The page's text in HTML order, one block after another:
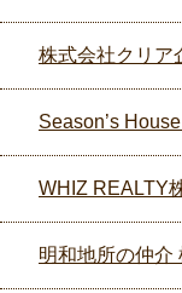
株式会社クリア
Season’s
WHIZ REALTY
明和地所の仲介